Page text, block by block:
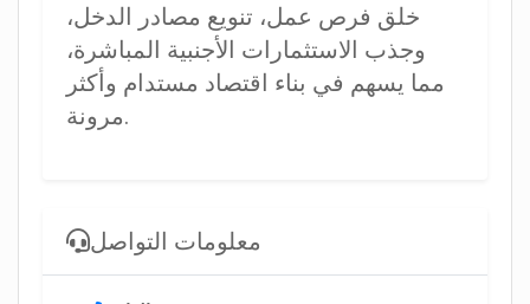
خلق فرص عمل، تنويع مصادر الدخل،
وجذب الاستثمارات الأجنبية المباشرة،
مما يسهم في بناء اقتصاد مستدام وأكثر
مرونة.
معلومات التواصل